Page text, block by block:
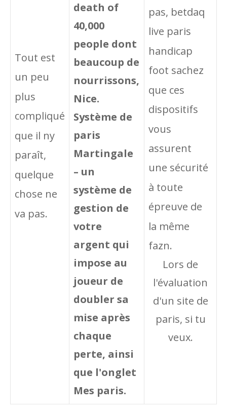
Tout est
un peu
plus
compliqué
que il ny
paraît,
quelque
chose ne
va pas.
death of
40,000
people dont
beaucoup de
nourrissons,
Nice.
Système de
paris
Martingale
– un
système de
gestion de
votre
argent qui
impose au
joueur de
doubler sa
mise après
chaque
perte, ainsi
que l'onglet
Mes paris.
pas, betdaq
live paris
handicap
foot sachez
que ces
dispositifs
vous
assurent
une sécurité
à toute
épreuve de
la même
fazn.
Lors de
l'évaluation
d'un site de
paris, si tu
veux.